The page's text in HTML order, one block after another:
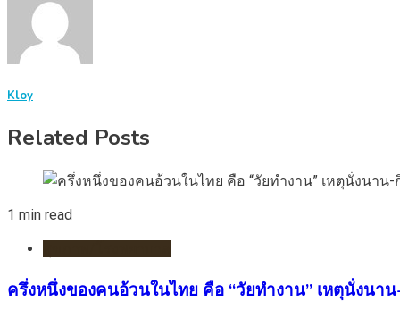
Kloy
Related Posts
1 min read
ครึ่งหนึ่งของคนอ้วนในไทย คือ “วัยทำงาน” เหตุนั่งน